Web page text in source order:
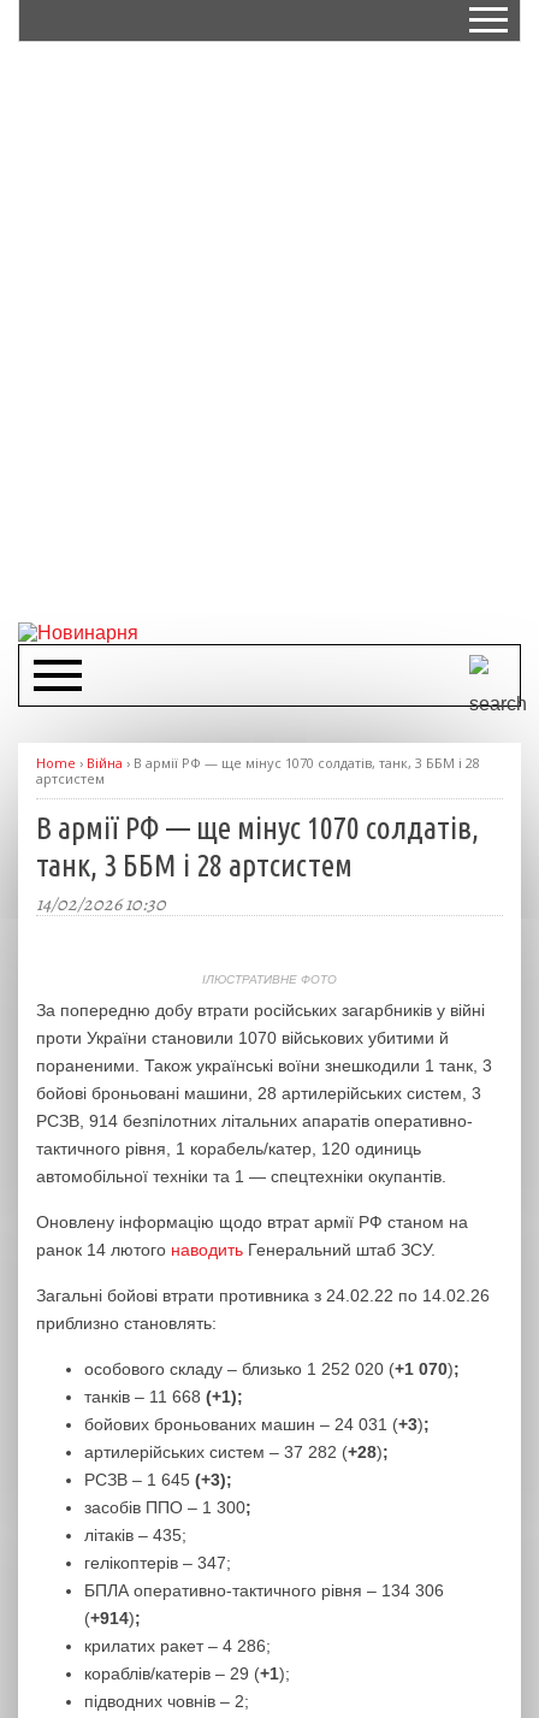
Home › Війна › В армії РФ — ще мінус 1070 солдатів, танк, 3 ББМ і 28
артсистем
В армії РФ — ще мінус 1070 солдатів,
танк, 3 ББМ і 28 артсистем
14/02/2026 10:30
ІЛЮСТРАТИВНЕ ФОТО
За попередню добу втрати російських загарбників у війні
проти України становили 1070 військових убитими й
пораненими. Також українські воїни знешкодили 1 танк, 3
бойові броньовані машини, 28 артилерійських систем, 3
РСЗВ, 914 безпілотних літальних апаратів оперативно-
тактичного рівня, 1 корабель/катер, 120 одиниць
автомобільної техніки та 1 — спецтехніки окупантів.
Оновлену інформацію щодо втрат армії РФ станом на
ранок 14 лютого наводить Генеральний штаб ЗСУ.
Загальні бойові втрати противника з 24.02.22 по 14.02.26
приблизно становлять:
особового складу ‒ близько 1 252 020 (+1 070);
танків ‒ 11 668 (+1);
бойових броньованих машин ‒ 24 031 (+3);
артилерійських систем – 37 282 (+28);
РСЗВ – 1 645 (+3);
засобів ППО – 1 300;
літаків – 435;
гелікоптерів – 347;
БПЛА оперативно-тактичного рівня – 134 306
(+914);
крилатих ракет – 4 286;
кораблів/катерів ‒ 29 (+1);
підводних човнів – 2;